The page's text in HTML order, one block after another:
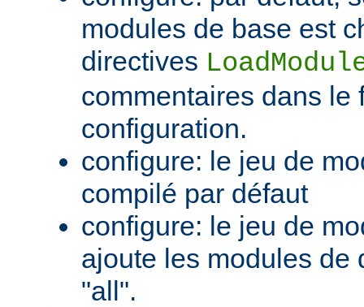
modules de base est
directives
commentaires dans le
configuration.
configure: le jeu de
compilé par défaut
configure: le jeu de
ajoute les modules de
"all".